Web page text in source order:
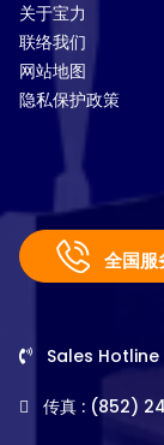
关于宝力
联络我们
网站地图
隐私保护政策
全国
Sales
传真 : (852)